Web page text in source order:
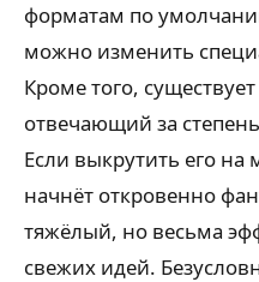
форматам по
можно изменить
Кроме того,
отвечающий за
Если выкрутить его
начнёт откровенно
тяжёлый, но весьма
свежих идей.